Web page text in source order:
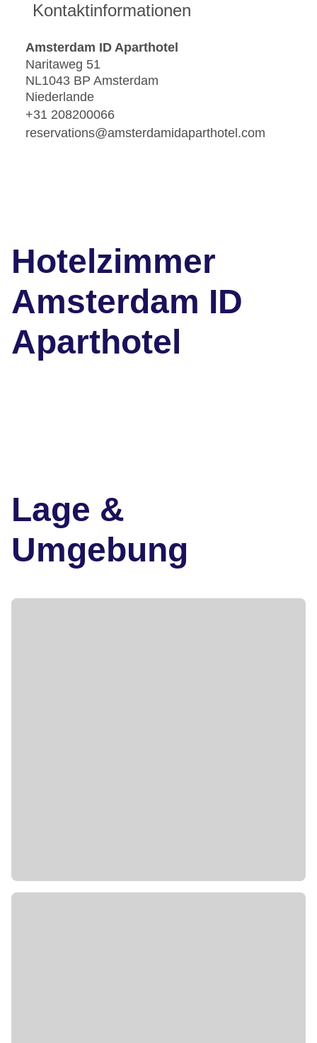
Kontaktinformationen
Amsterdam ID Aparthotel
Naritaweg 51
NL1043 BP Amsterdam
Niederlande
+31 208200066
reservations@amsterdamidaparthotel.com
Hotelzimmer
Amsterdam ID
Aparthotel
Lage &
Umgebung